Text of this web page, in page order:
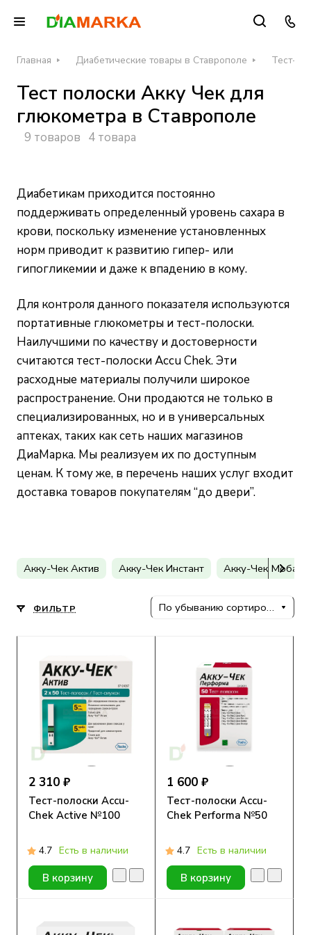
Главная Диабетические товары в Ставрополе Тест-
Тест полоски Акку Чек для
глюкометра в Ставрополе
9 товаров 4 товара
Диабетикам приходится постоянно
поддерживать определенный уровень сахара в
крови, поскольку изменение установленных
норм приводит к развитию гипер- или
гипогликемии и даже к впадению в кому.
Для контроля данного показателя используются
портативные глюкометры и тест-полоски.
Наилучшими по качеству и достоверности
считаются тест-полоски Accu Chek. Эти
расходные материалы получили широкое
распространение. Они продаются не только в
специализированных, но и в универсальных
аптеках, таких каксеть наших магазинов
ДиаМарка. Мы реализуем их по доступным
ценам. К тому же, в перечень наших услуг входит
доставка товаров покупателям “до двери”.
Акку-Чек Актив Акку-Чек Инстант Акку-Чек Мобайл
ФИЛЬТР По убыванию сортировки
2 310 ₽
Тест-полоски Accu-
Chek Active №100
4.7 Есть в наличии
В корзину
1 600 ₽
Тест-полоски Accu-
Chek Performa №50
4.7 Есть в наличии
В корзину